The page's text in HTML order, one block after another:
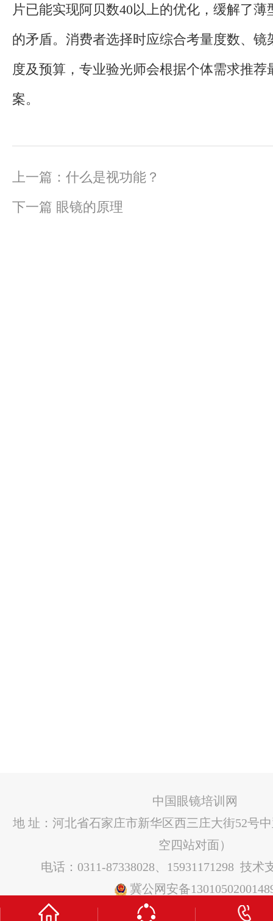
片已能实现阿贝数40以上的优化，缓解了薄
的矛盾。消费者选择时应综合考量度数、镜
度及预算，专业验光师会根据个体需求推荐
案。
上一篇： 什么是视功能？
下一篇 眼镜的原理
中国眼镜培训网
地 址：河北省石家庄市新华区西三庄大街52号
空四站对面）
电话：0311-87338028、15931171298 技术
冀公网安备